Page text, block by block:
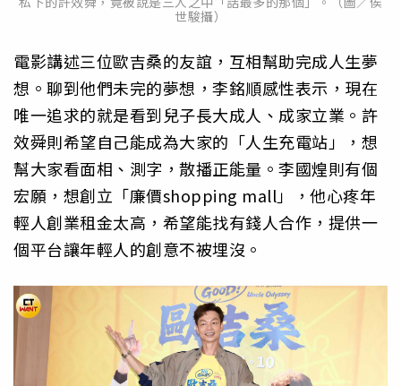
世駿攝）
電影講述三位歐吉桑的友誼，互相幫助完成人生夢
想。聊到他們未完的夢想，李銘順感性表示，現在
唯一追求的就是看到兒子長大成人、成家立業。許
效舜則希望自己能成為大家的「人生充電站」，想
幫大家看面相、測字，散播正能量。李國煌則有個
宏願，想創立「廉價shopping mall」，他心疼年
輕人創業租金太高，希望能找有錢人合作，提供一
個平台讓年輕人的創意不被埋沒。